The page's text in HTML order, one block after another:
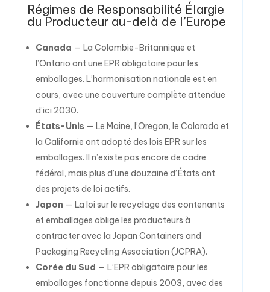
Régimes de Responsabilité Élargie
du Producteur au-delà de l’Europe
Canada — La Colombie-Britannique et
l’Ontario ont une EPR obligatoire pour les
emballages. L’harmonisation nationale est en
cours, avec une couverture complète attendue
d’ici 2030.
États-Unis — Le Maine, l’Oregon, le Colorado et
la Californie ont adopté des lois EPR sur les
emballages. Il n’existe pas encore de cadre
fédéral, mais plus d’une douzaine d’États ont
des projets de loi actifs.
Japon — La loi sur le recyclage des contenants
et emballages oblige les producteurs à
contracter avec la Japan Containers and
Packaging Recycling Association (JCPRA).
Corée du Sud — L’EPR obligatoire pour les
emballages fonctionne depuis 2003, avec des